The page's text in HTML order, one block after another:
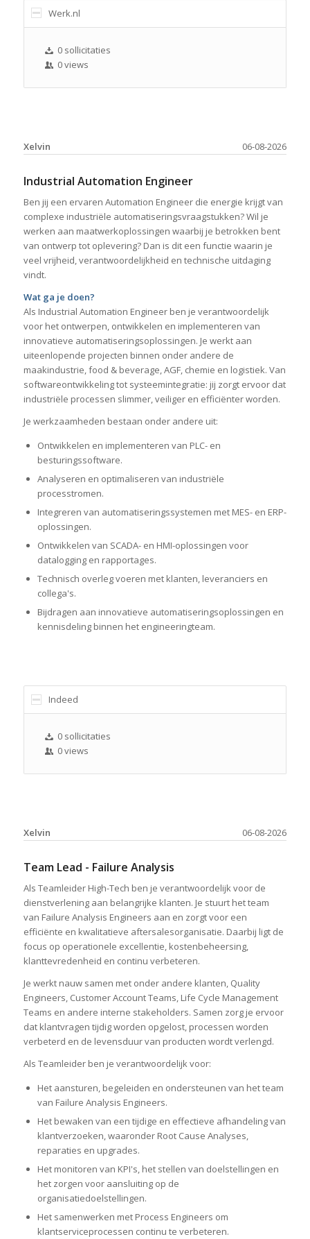
Werk.nl
0 sollicitaties
0 views
06-08-2026
Xelvin
Industrial Automation Engineer
Ben jij een ervaren Automation Engineer die energie krijgt van
complexe industriële automatiseringsvraagstukken? Wil je
werken aan maatwerkoplossingen waarbij je betrokken bent
van ontwerp tot oplevering? Dan is dit een functie waarin je
veel vrijheid, verantwoordelijkheid en technische uitdaging
vindt.
Wat ga je doen?
Als Industrial Automation Engineer ben je verantwoordelijk
voor het ontwerpen, ontwikkelen en implementeren van
innovatieve automatiseringsoplossingen. Je werkt aan
uiteenlopende projecten binnen onder andere de
maakindustrie, food & beverage, AGF, chemie en logistiek. Van
softwareontwikkeling tot systeemintegratie: jij zorgt ervoor dat
industriële processen slimmer, veiliger en efficiënter worden.
Je werkzaamheden bestaan onder andere uit:
Ontwikkelen en implementeren van PLC- en
besturingssoftware.
Analyseren en optimaliseren van industriële
processtromen.
Integreren van automatiseringssystemen met MES- en ERP-
oplossingen.
Ontwikkelen van SCADA- en HMI-oplossingen voor
datalogging en rapportages.
Technisch overleg voeren met klanten, leveranciers en
collega's.
Bijdragen aan innovatieve automatiseringsoplossingen en
kennisdeling binnen het engineeringteam.
Indeed
0 sollicitaties
0 views
06-08-2026
Xelvin
Team Lead - Failure Analysis
Als Teamleider High-Tech ben je verantwoordelijk voor de
dienstverlening aan belangrijke klanten. Je stuurt het team
van Failure Analysis Engineers aan en zorgt voor een
efficiënte en kwalitatieve aftersalesorganisatie. Daarbij ligt de
focus op operationele excellentie, kostenbeheersing,
klanttevredenheid en continu verbeteren.
Je werkt nauw samen met onder andere klanten, Quality
Engineers, Customer Account Teams, Life Cycle Management
Teams en andere interne stakeholders. Samen zorg je ervoor
dat klantvragen tijdig worden opgelost, processen worden
verbeterd en de levensduur van producten wordt verlengd.
Als Teamleider ben je verantwoordelijk voor:
Het aansturen, begeleiden en ondersteunen van het team
van Failure Analysis Engineers.
Het bewaken van een tijdige en effectieve afhandeling van
klantverzoeken, waaronder Root Cause Analyses,
reparaties en upgrades.
Het monitoren van KPI's, het stellen van doelstellingen en
het zorgen voor aansluiting op de
organisatiedoelstellingen.
Het samenwerken met Process Engineers om
klantserviceprocessen continu te verbeteren.